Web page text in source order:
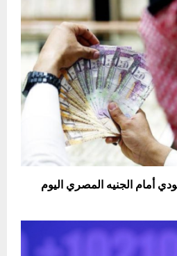
أمام الجنيه المصري اليوم